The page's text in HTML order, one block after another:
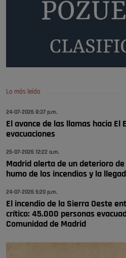
Quejas por el
limpieza …
Será amigo de alguien importante...en
Policía o en la politica
Pozuelo de Alarcón
🔴 EXCLUSIVA | El
se va porke no tiene piscina 🤪🤪🤪
Pozuelo de Alarcón
🔴 EXCLUSIVA | El
Lo más leído
24-07-2026 8:37 p.m.
El avance de las llamas hacia El
evacuaciones
25-07-2026 12:22 a.m.
Madrid alerta de un deterioro de
humo de los incendios y la
24-07-2026 5:20 p.m.
El incendio de la Sierra Oeste
crítico: 45.000 personas
Comunidad de Madrid